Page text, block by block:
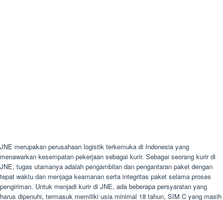
JNE merupakan perusahaan logistik terkemuka di Indonesia yang
menawarkan kesempatan pekerjaan sebagai kurir. Sebagai seorang kurir di
JNE, tugas utamanya adalah pengambilan dan pengantaran paket dengan
tepat waktu dan menjaga keamanan serta integritas paket selama proses
pengiriman. Untuk menjadi kurir di JNE, ada beberapa persyaratan yang
harus dipenuhi, termasuk memiliki usia minimal 18 tahun, SIM C yang masih